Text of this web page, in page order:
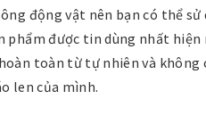
động vật nên bạn có thể
được tin dùng nhất hiện
toàn từ tự nhiên và không
len của mình.